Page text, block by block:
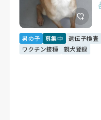
男の子 募集中 遺伝子検査
ワクチン接種
親犬登録